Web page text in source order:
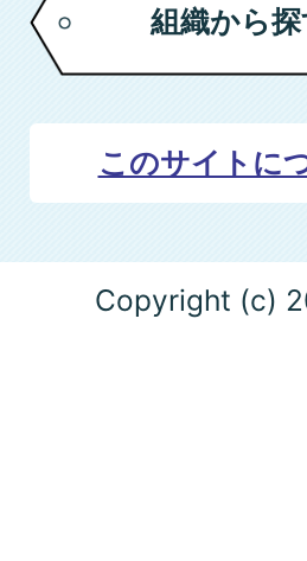
組織から
このサイトに
Copyright (c)